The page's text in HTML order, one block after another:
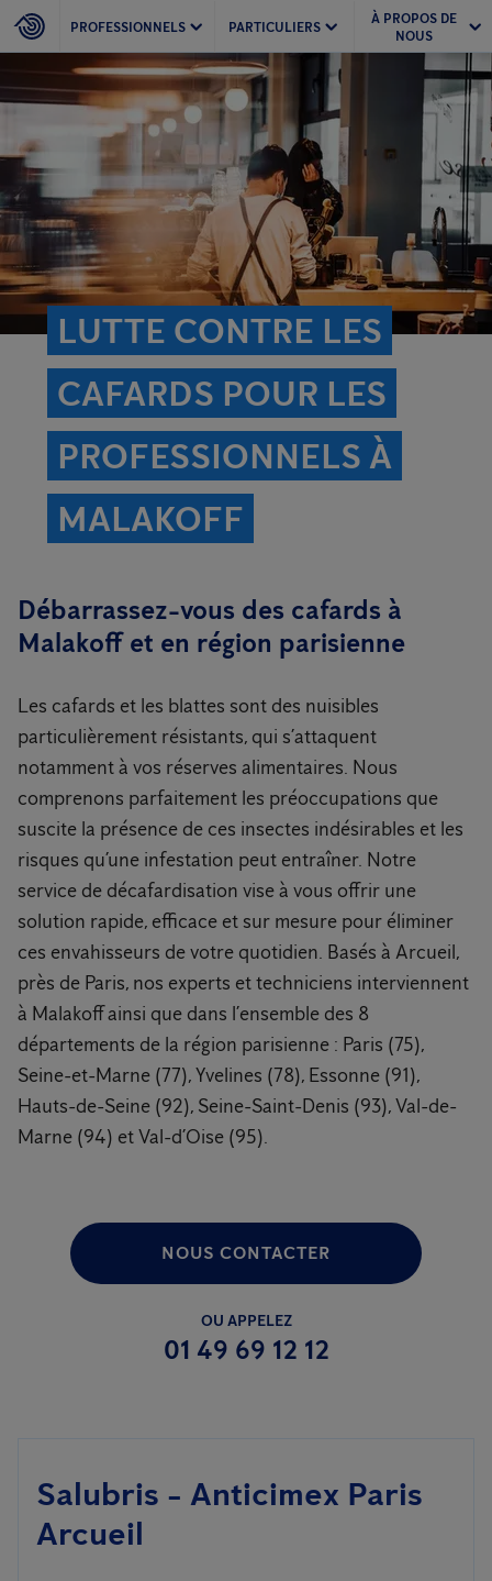
PROFESSIONNELS PARTICULIERS
À PROPOS DE
NOUS
LUTTE CONTRE LES
CAFARDS POUR LES
PROFESSIONNELS À
MALAKOFF
Débarrassez-vous des cafards à
Malakoff et en région parisienne
Les cafards et les blattes sont des nuisibles
particulièrement résistants, qui s’attaquent
notamment à vos réserves alimentaires. Nous
comprenons parfaitement les préoccupations que
suscite la présence de ces insectes indésirables et les
risques qu’une infestation peut entraîner. Notre
service de décafardisation vise à vous offrir une
solution rapide, efficace et sur mesure pour éliminer
ces envahisseurs de votre quotidien. Basés à Arcueil,
près de Paris, nos experts et techniciens interviennent
à Malakoff ainsi que dans l’ensemble des 8
départements de la région parisienne : Paris (75),
Seine-et-Marne (77), Yvelines (78), Essonne (91),
Hauts-de-Seine (92), Seine-Saint-Denis (93), Val-de-
Marne (94) et Val-d’Oise (95).
NOUS CONTACTER
OU APPELEZ
01 49 69 12 12
Salubris - Anticimex Paris
Arcueil